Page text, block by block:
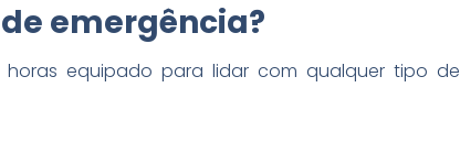
emergência?
equipado para lidar com qualquer tipo de